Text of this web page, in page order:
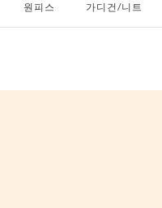
원피스 가디건/니트